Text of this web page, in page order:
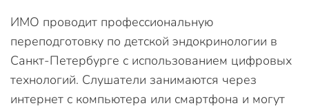
ИМО проводит профессиональную
переподготовку по детской эндокринологии в
Санкт-Петербурге с использованием цифровых
технологий. Слушатели занимаются через
интернет с компьютера или смартфона и могут